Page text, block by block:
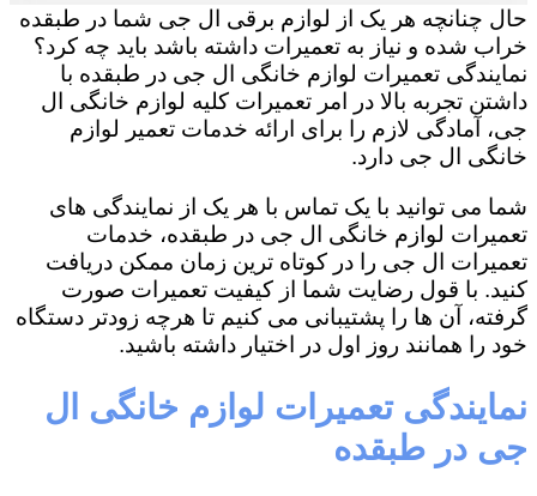
حال چنانچه هر یک از لوازم برقی ال جی شما در طبقده
خراب شده و نیاز به تعمیرات داشته باشد باید چه کرد؟
نمایندگی تعمیرات لوازم خانگی ال جی در طبقده با
داشتن تجربه بالا در امر تعمیرات کلیه لوازم خانگی ال
جی، آمادگی لازم را برای ارائه خدمات تعمیر لوازم
خانگی ال جی دارد.
شما می توانید با یک تماس با هر یک از نمایندگی های
تعمیرات لوازم خانگی ال جی در طبقده، خدمات
تعمیرات ال جی را در کوتاه ترین زمان ممکن دریافت
کنید. با قول رضایت شما از کیفیت تعمیرات صورت
گرفته، آن ها را پشتیبانی می کنیم تا هرچه زودتر دستگاه
خود را همانند روز اول در اختیار داشته باشید.
نمایندگی تعمیرات لوازم خانگی ال
جی در طبقده